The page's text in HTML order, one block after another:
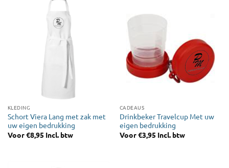
KLEDING
Schort Viera Lang met zak met
uw eigen bedrukking
Voor€8,95 Incl. btw
CADEAUS
Drinkbeker Travelcup Met uw
eigen bedrukking
Voor€3,95 Incl. btw